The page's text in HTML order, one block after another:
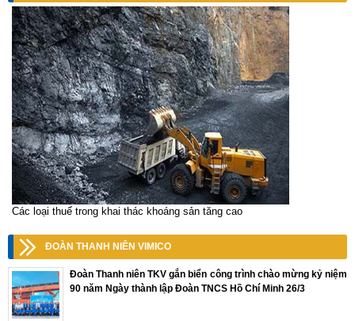
Các loại thuế trong khai thác khoáng sản tăng cao
ĐOÀN THANH NIÊN VIMICO
Đoàn Thanh niên TKV gắn biển công trình chào mừng kỷ niệm
90 năm Ngày thành lập Đoàn TNCS Hồ Chí Minh 26/3